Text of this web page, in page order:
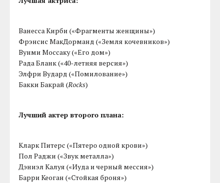
Ванесса Кирби («Фрагменты женщины»)
Фрэнсис МакДорманд («Земля кочевников»)
Вунми Моссаку («Его дом»)
Рада Бланк («40-летняя версия»)
Элфри Вудард («Помилование»)
Бакки Бакрай (Rocks)
Лучший актер второго плана:
Кларк Питерс («Пятеро одной крови»)
Пол Раджи («Звук металла»)
Дэниэл Калуя («Иуда и черный мессия»)
Барри Кеоган («Стойкая броня»)